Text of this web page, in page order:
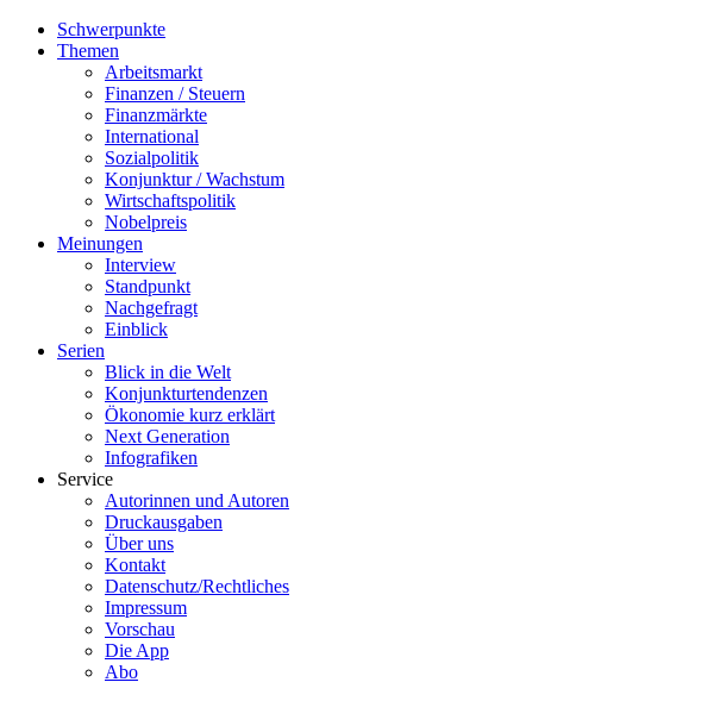
Schwerpunkte
Themen
Arbeitsmarkt
Finanzen / Steuern
Finanzmärkte
International
Sozialpolitik
Konjunktur / Wachstum
Wirtschaftspolitik
Nobelpreis
Meinungen
Interview
Standpunkt
Nachgefragt
Einblick
Serien
Blick in die Welt
Konjunkturtendenzen
Ökonomie kurz erklärt
Next Generation
Infografiken
Service
Autorinnen und Autoren
Druckausgaben
Über uns
Kontakt
Datenschutz/Rechtliches
Impressum
Vorschau
Die App
Abo